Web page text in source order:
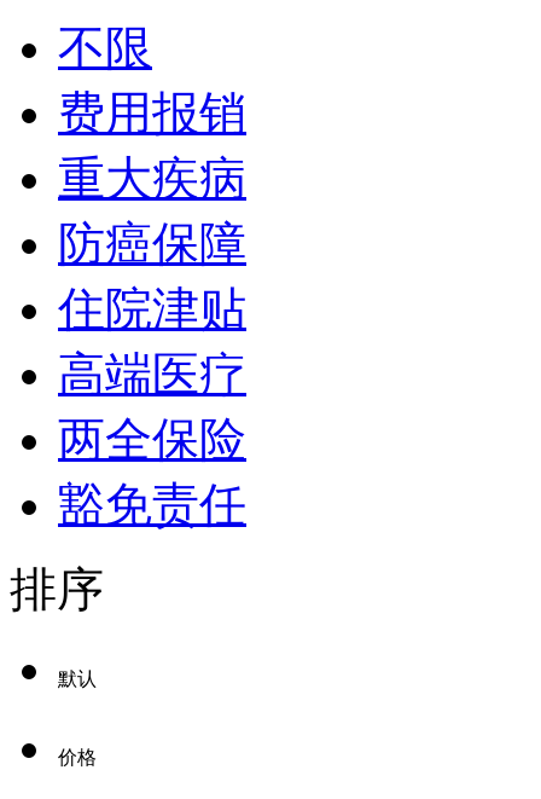
不限
费用报销
重大疾病
防癌保障
住院津贴
高端医疗
两全保险
豁免责任
排序
默认
价格